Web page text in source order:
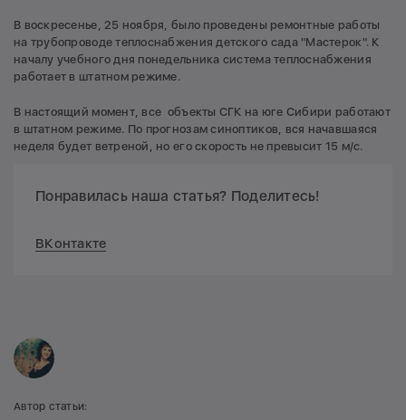
В воскресенье, 25 ноября, было проведены ремонтные работы
на трубопроводе теплоснабжения детского сада "Мастерок". К
началу учебного дня понедельника система теплоснабжения
работает в штатном режиме.
В настоящий момент, все объекты СГК на юге Сибири работают
в штатном режиме. По прогнозам синоптиков, вся начавшаяся
неделя будет ветреной, но его скорость не превысит 15 м/с.
Понравилась наша статья? Поделитесь!
ВКонтакте
Автор статьи: